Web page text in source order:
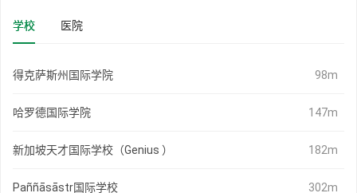
学校 医院
得克萨斯州国际学院 98m
哈罗德国际学院 147m
新加坡天才国际学校（Genius ） 182m
Paññāsāstr国际学校 302m